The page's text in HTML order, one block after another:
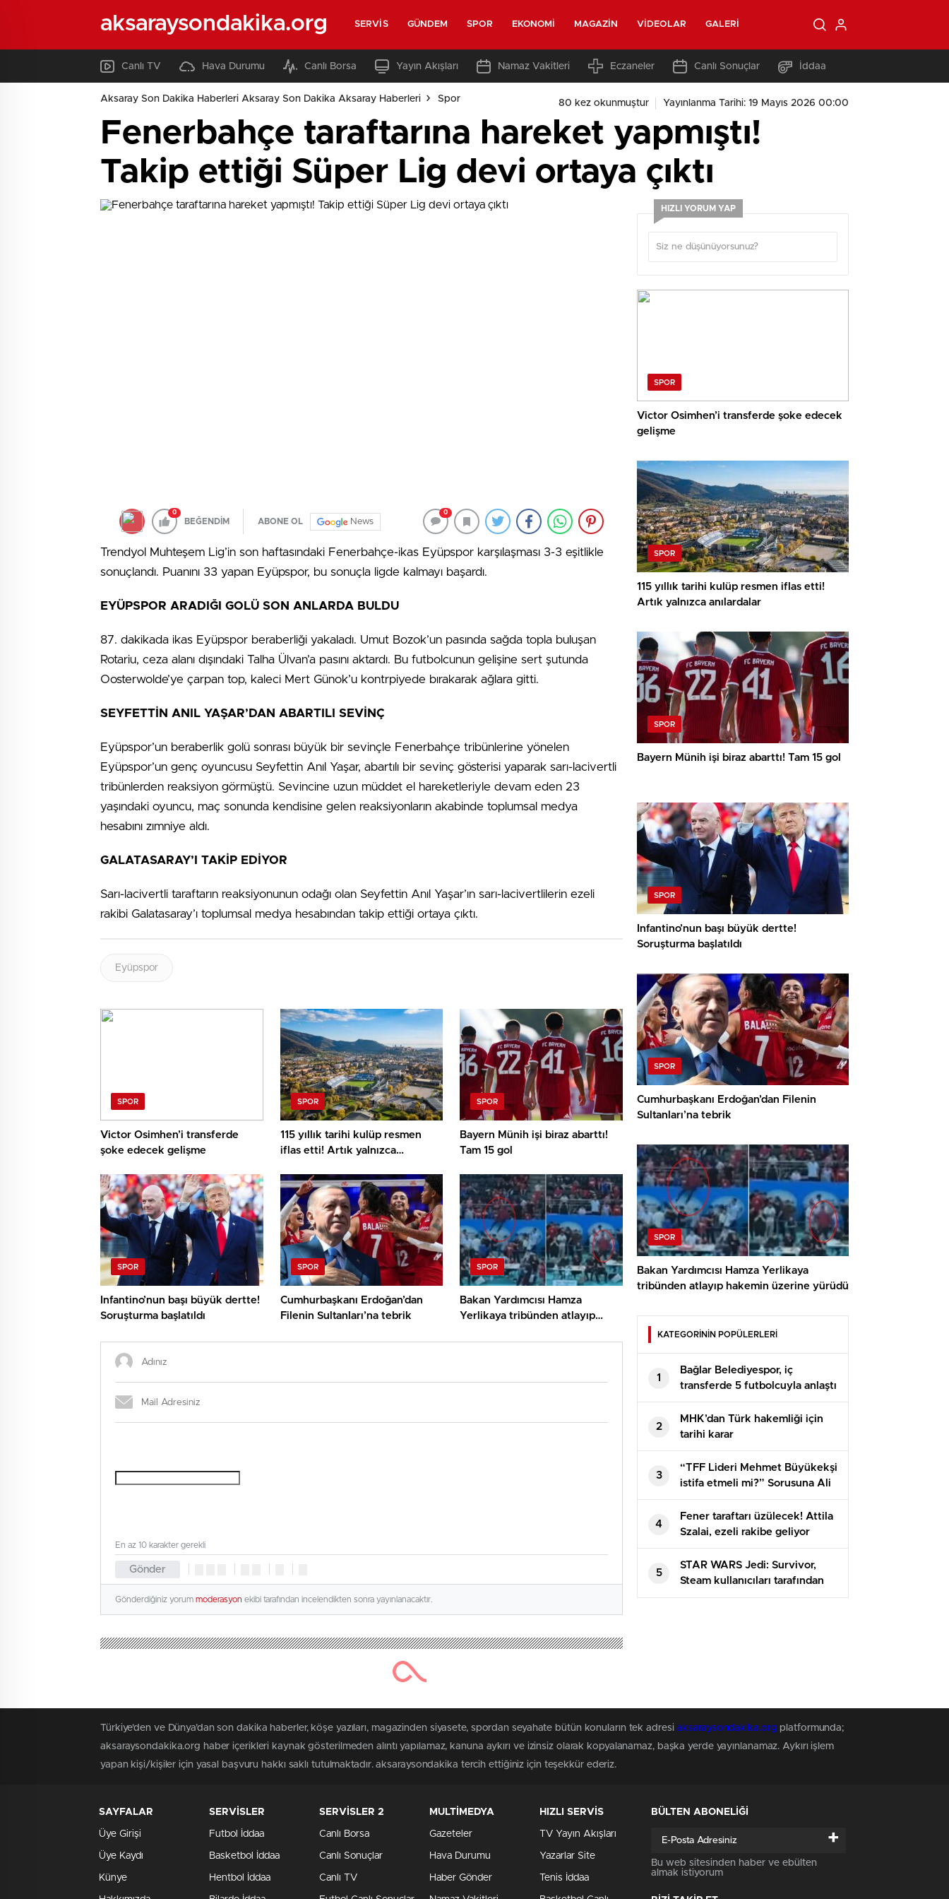
aksaraysondakika.org SERVIS GÜNDEM SPOR EKONOMI MAGAZIN VIDEOLAR GALERI
Canlı TV Hava Durumu Canlı Borsa Yayın Akışları Namaz Vakitleri Eczaneler Canlı Sonuçlar İddaa
Aksaray Son Dakika Haberleri Aksaray Son Dakika Aksaray Haberleri Spor 80 kez okunmuştur Yayınlanma Tarihi: 19 Mayıs 2026 00:00
Fenerbahçe taraftarına hareket yapmıştı!
Takip ettiği Süper Lig devi ortaya çıktı
0
BEĞENDİM ABONE OL News
0
Trendyol Muhteşem Lig’in son haftasındaki Fenerbahçe-ikas Eyüpspor karşılaşması 3-3 eşitlikle
sonuçlandı. Puanını 33 yapan Eyüpspor, bu sonuçla ligde kalmayı başardı.
EYÜPSPOR ARADIĞI GOLÜ SON ANLARDA BULDU
87. dakikada ikas Eyüpspor beraberliği yakaladı. Umut Bozok’un pasında sağda topla buluşan
Rotariu, ceza alanı dışındaki Talha Ülvan’a pasını aktardı. Bu futbolcunun gelişine sert şutunda
Oosterwolde’ye çarpan top, kaleci Mert Günok’u kontrpiyede bırakarak ağlara gitti.
SEYFETTİN ANIL YAŞAR’DAN ABARTILI SEVİNÇ
Eyüpspor’un beraberlik golü sonrası büyük bir sevinçle Fenerbahçe tribünlerine yönelen
Eyüpspor’un genç oyuncusu Seyfettin Anıl Yaşar, abartılı bir sevinç gösterisi yaparak sarı-lacivertli
tribünlerden reaksiyon görmüştü. Sevincine uzun müddet el hareketleriyle devam eden 23
yaşındaki oyuncu, maç sonunda kendisine gelen reaksiyonların akabinde toplumsal medya
hesabını zımniye aldı.
GALATASARAY’I TAKİP EDİYOR
Sarı-lacivertli taraftarın reaksiyonunun odağı olan Seyfettin Anıl Yaşar’ın sarı-lacivertlilerin ezeli
rakibi Galatasaray’ı toplumsal medya hesabından takip ettiği ortaya çıktı.
Eyüpspor
SPOR
Victor Osimhen’i transferde
şoke edecek gelişme
SPOR
115 yıllık tarihi kulüp resmen
iflas etti! Artık yalnızca
SPOR
Bayern Münih işi biraz abarttı!
Tam 15 gol
SPOR
Infantino’nun başı büyük dertte!
Soruşturma başlatıldı
SPOR
Cumhurbaşkanı Erdoğan’dan
Filenin Sultanları’na tebrik
SPOR
Bakan Yardımcısı Hamza
Yerlikaya tribünden atlayıp
Gönder
En az 10 karakter gerekli
Gönderdiğiniz yorum moderasyon ekibi tarafından incelendikten sonra yayınlanacaktır.
HIZLI YORUM YAP
SPOR
Victor Osimhen’i transferde şoke edecek
gelişme
SPOR
115 yıllık tarihi kulüp resmen iflas etti!
Artık yalnızca anılardalar
SPOR
Bayern Münih işi biraz abarttı! Tam 15 gol
SPOR
Infantino’nun başı büyük dertte!
Soruşturma başlatıldı
SPOR
Cumhurbaşkanı Erdoğan’dan Filenin
Sultanları’na tebrik
SPOR
Bakan Yardımcısı Hamza Yerlikaya
tribünden atlayıp hakemin üzerine yürüdü
KATEGORİNİN POPÜLERLERİ
1
Bağlar Belediyespor, iç
transferde 5 futbolcuyla anlaştı
2
MHK’dan Türk hakemliği için
tarihi karar
3
“TFF Lideri Mehmet Büyükekşi
istifa etmeli mi?” Sorusuna Ali
Koç’tan net karşılık
4
Fener taraftarı üzülecek! Attila
Szalai, ezeli rakibe geliyor
5
STAR WARS Jedi: Survivor,
Steam kullanıcıları tarafından
olumsuz incelemelere boğuldu
Türkiye'den ve Dünya’dan son dakika haberler, köşe yazıları, magazinden siyasete, spordan seyahate bütün konuların tek adresiaksaraysondakika.org platformunda;
aksaraysondakika.org haber içerikleri kaynak gösterilmeden alıntı yapılamaz, kanuna aykırı ve izinsiz olarak kopyalanamaz, başka yerde yayınlanamaz. Aykırı işlem
yapan kişi/kişiler için yasal başvuru hakkı saklı tutulmaktadır. aksaraysondakika tercih ettiğiniz için teşekkür ederiz.
SAYFALAR
Üye Girişi
Üye Kaydı
Künye
SERVİSLER
Futbol İddaa
Basketbol İddaa
Hentbol İddaa
SERVİSLER 2
Canlı Borsa
Canlı Sonuçlar
Canlı TV
MULTİMEDYA
Gazeteler
Hava Durumu
Haber Gönder
HIZLI SERVİS
TV Yayın Akışları
Yazarlar Site
Tenis İddaa
BÜLTEN ABONELİĞİ
+
Bu web sitesinden haber ve ebülten
almak istiyorum